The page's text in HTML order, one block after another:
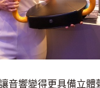
音響變得更具備立體